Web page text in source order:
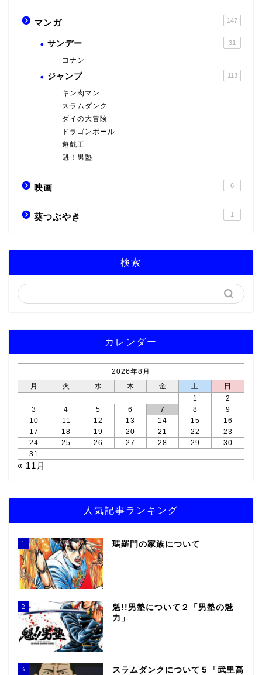
マンガ 147
サンデー 31
コナン
ジャンプ 113
キン肉マン
スラムダンク
ダイの大冒険
ドラゴンボール
遊戯王
魁！男塾
映画 6
葵つぶやき 1
検索
カレンダー
2026年8月
月
火 水 木 金 土
日
1
2
3
4 5 6 7 8
9
10
11 12 13 14 15
16
17
18 19 20 21 22
23
24
25 26 27 28 29
30
31
« 11月
人気記事ランキング
1 瑪羅門の家族について
2
魁!!男塾について２「男塾の魅
力」
3
スラムダンクについて５「武里高